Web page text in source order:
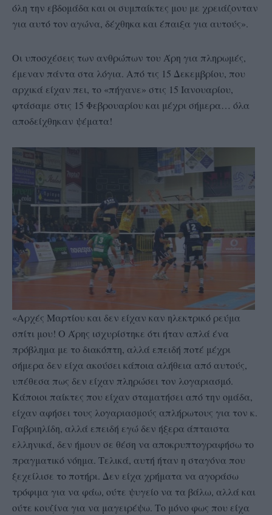
όλη την εβδομάδα και οι συμπαίκτες μου με χρειάζονταν
για αυτό τον αγώνα, δέχθηκα και έπαιξα για αυτούς».
Οι υποσχέσεις των ανθρώπων του Άρη για πληρωμές,
έμεναν πάντα στα λόγια. Από τις 15 Δεκεμβρίου, που
αρχικά είχαν πει, το «πήγανε» στις 15 Ιανουαρίου,
φτάσαμε στις 15 Φεβρουαρίου και μέχρι σήμερα… όλα
αποδείχθηκαν ψέματα!
«Αρχές Μαρτίου και δεν είχαν καν ηλεκτρικό ρεύμα
σπίτι μου! Ο Άρης ισχυρίστηκε ότι ήταν απλά ένα
πρόβλημα με το διακόπτη, αλλά επειδή ποτέ μέχρι
σήμερα δεν είχα ακούσει κάποια αλήθεια από αυτούς,
υπέθεσα πως δεν είχαν πληρώσει τον λογαριασμό.
Κάποιοι παίκτες που είχαν σταματήσει από την ομάδα,
είχαν αφήσει τους λογαριασμούς απλήρωτους για τον κ.
Γαβριηλίδη, αλλά επειδή εγώ δεν ήξερα άπταιστα
ελληνικά, δεν ήμουν σε θέση να αποκρυπτογραφήσω το
πραγματικό νόημα. Τελικά, αυτή ήταν η σταγόνα που
ξεχείλισε το ποτήρι. Δεν είχα χρήματα να αγοράσω
τρόφιμα για να φάω, ούτε ψυγείο να τα βάλω, αλλά και
ούτε κουζίνα για να μαγειρέψω. Το μόνο φως που είχα